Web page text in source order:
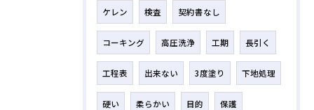
ケレン 検査 契約書なし
コーキング 高圧洗浄 工期 長引く
工程表 出来ない 3度塗り 下地処理
硬い 柔らかい 目的 保護